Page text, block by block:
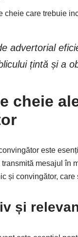
cheie care trebuie
advertorial
țintă și a
cheie
este
mesajul în
și convingător,
și